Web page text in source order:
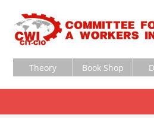
Theory Book Shop